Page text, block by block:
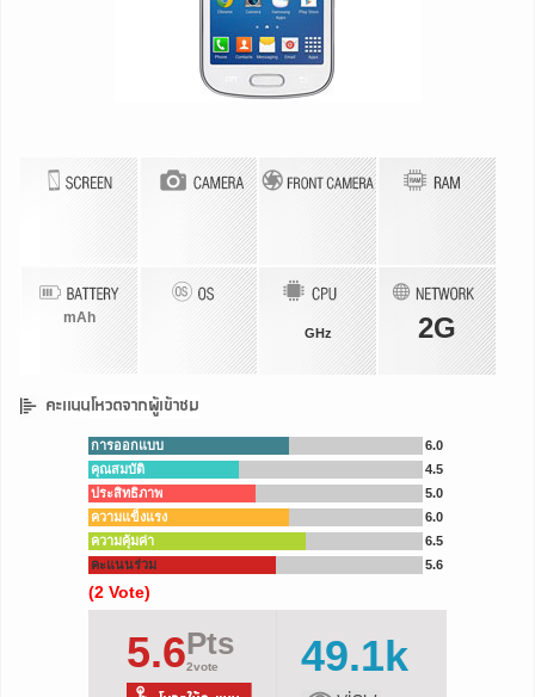
mAh
GHz 2G
การออกแบบ
6.0
คุณสมบัติ
4.5
ประสิทธิภาพ
5.0
ความแข็งแรง
6.0
ความคุ้มค่า
6.5
คะแนนร่วม
5.6
(2 Vote)
5.6Pts
2vote 49.1k